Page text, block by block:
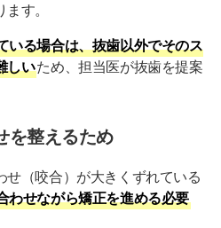
かる費用はいくらですか？
す。
いる場合は、抜歯以外でそのス
しいため、担当医が抜歯を提案
を整えるため
せ（咬合）が大きくずれている
わせながら矯正を進める必要